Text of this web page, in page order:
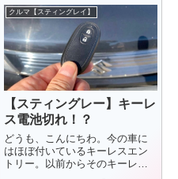
クルマ【スティングレイ】
【スティングレー】キーレ
ス電池切れ！？
どうも、こんにちわ。今の車に
はほぼ付いているキーレスエン
トリー。以前からそのキーレス